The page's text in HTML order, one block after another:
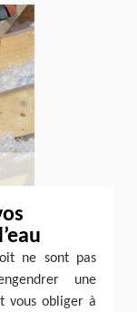
ne sont pas
une
vous obliger à